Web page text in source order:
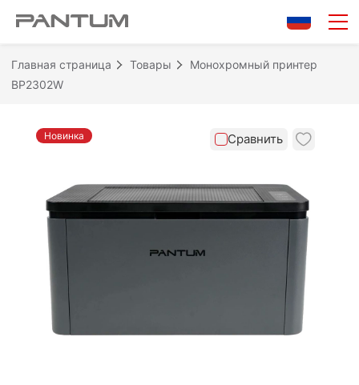
Главная страница Товары
Монохромный принтер
BP2302W
Сравнить
Новинка
Очистить Сравнить